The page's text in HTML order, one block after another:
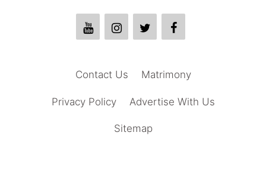
Matrimony
Contact Us
Advertise With Us
Privacy Policy
Sitemap